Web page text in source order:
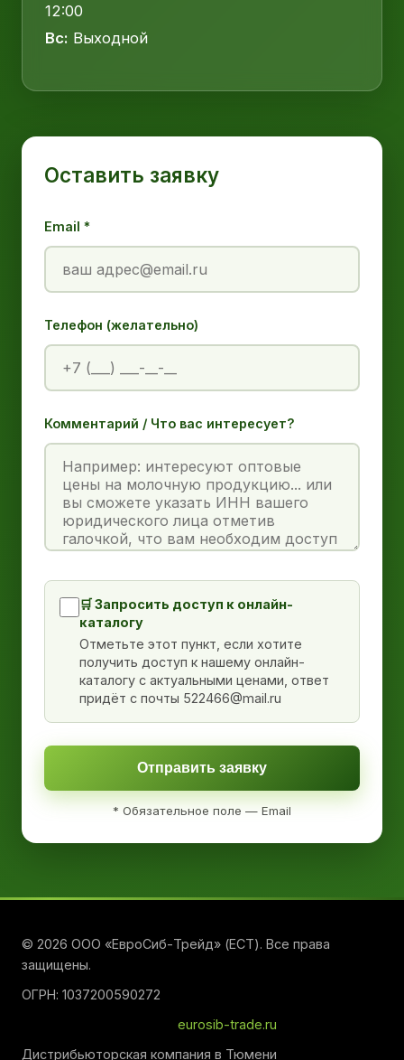
12:00
Вс: Выходной
Оставить заявку
Email *
Телефон (желательно)
Комментарий / Что вас интересует?
🛒 Запросить доступ к онлайн-
каталогу
Отметьте этот пункт, если хотите
получить доступ к нашему онлайн-
каталогу с актуальными ценами, ответ
придёт с почты 522466@mail.ru
Отправить заявку
* Обязательное поле — Email
© 2026 ООО «ЕвроСиб-Трейд» (ЕСТ). Все права
защищены.
ОГРН: 1037200590272
eurosib-trade.ru
Дистрибьюторская компания в Тюмени